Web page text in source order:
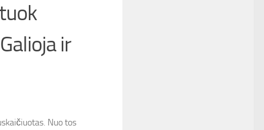
ir
Nuo tos